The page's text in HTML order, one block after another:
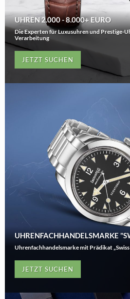
UHREN 2.000 - 8.000+ EURO
Die Experten für Luxusuhren und Prestige-
Verarbeitung
JETZT SUCHEN
UHRENFACHHANDELSMARKE
Uhrenfachhandelsmarke mit Prädikat „Swiss
JETZT SUCHEN